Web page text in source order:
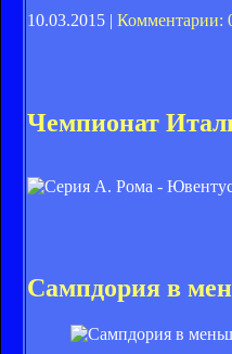
10.03.2015 | Комментарии:
Чемпионат
Сампдория в